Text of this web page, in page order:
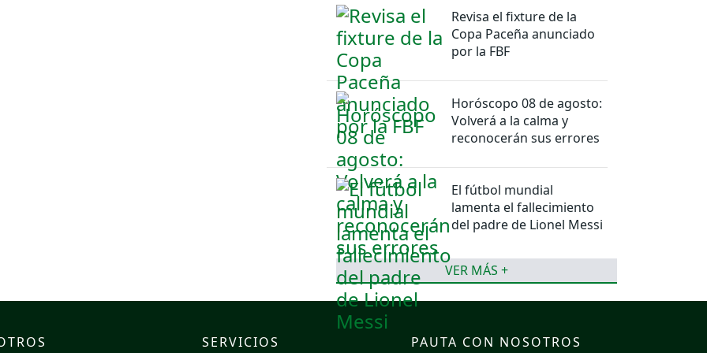
Revisa el fixture de la
Copa Paceña anunciado
por la FBF
Horóscopo 08 de agosto:
Volverá a la calma y
reconocerán sus errores
El fútbol mundial
lamenta el fallecimiento
del padre de Lionel Messi
VER MÁS +
SERVICIOS PAUTA CON NOSOTROS